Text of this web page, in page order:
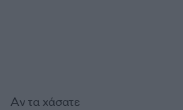
Αν τα χάσατε